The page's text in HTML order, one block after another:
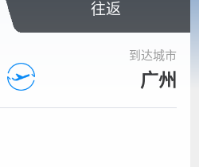
往返
到达城市
广州